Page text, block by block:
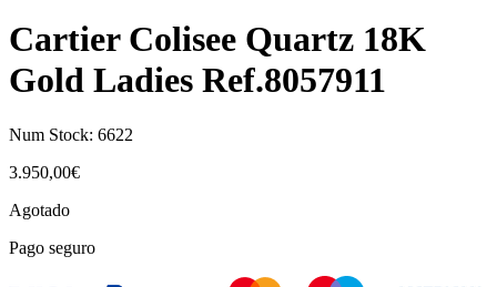
Cartier Colisee Quartz 18K
Gold Ladies Ref.8057911
Num Stock: 6622
3.950,00€
Agotado
Pago seguro